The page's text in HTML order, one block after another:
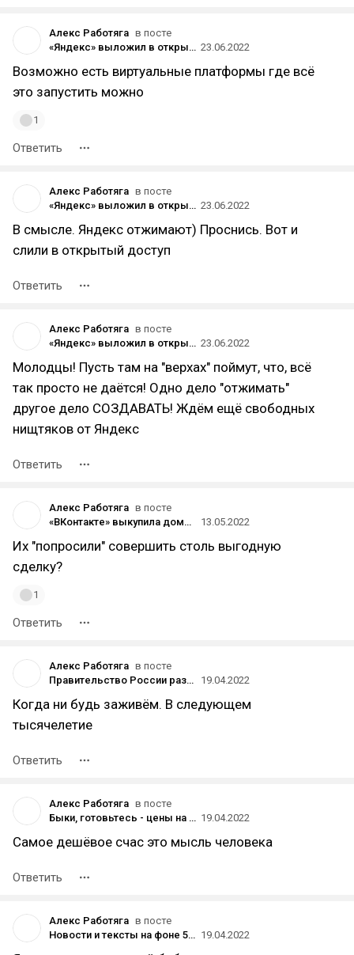
Алекс Работяга в посте
«Яндекс» выложил в открытый доступ нейросеть YaLM 100B для генерации текстов на русском и английском 23.06.2022
Возможно есть виртуальные платформы где всё
это запустить можно
1
Ответить
Алекс Работяга в посте
«Яндекс» выложил в открытый доступ нейросеть YaLM 100B для генерации текстов на русском и английском 23.06.2022
В смысле. Яндекс отжимают) Проснись. Вот и
слили в открытый доступ
Ответить
Алекс Работяга в посте
«Яндекс» выложил в открытый доступ нейросеть YaLM 100B для генерации текстов на русском и английском 23.06.2022
Молодцы! Пусть там на "верхах" поймут, что, всё
так просто не даётся! Одно дело "отжимать"
другое дело СОЗДАВАТЬ! Ждём ещё свободных
нищтяков от Яндекс
Ответить
Алекс Работяга в посте
«ВКонтакте» выкупила домен vk.ru
13.05.2022
Их "попросили" совершить столь выгодную
сделку?
1
Ответить
Алекс Работяга в посте
Правительство России разрешит выпуск автомобилей всех экологических классов — «Ъ»
19.04.2022
Когда ни будь заживём. В следующем
тысячелетие
Ответить
Алекс Работяга в посте
Быки, готовьтесь - цены на серебро могут вырасти почти в 5 раз! 19.04.2022
Самое дешёвое счас это мысль человека
Ответить
Алекс Работяга в посте
Новости и тексты на фоне 55 дня «спецоперации»: «Русагро» интересуется покупкой Valio в России, McKinsey — всё 19.04.2022